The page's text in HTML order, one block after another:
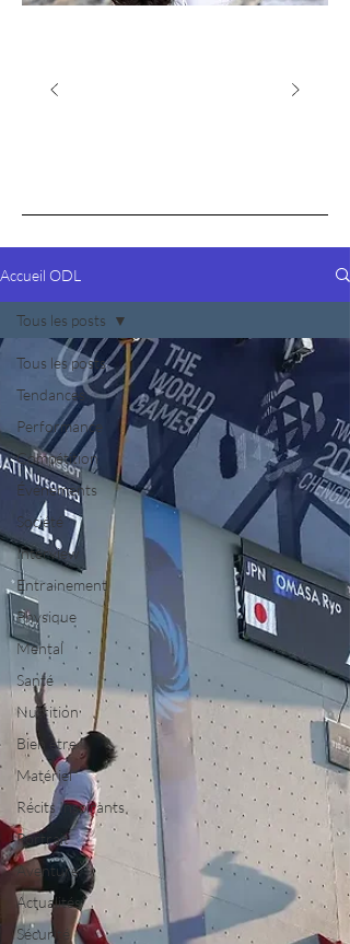
Accueil ODL
Tous les posts
Tendances
Performance
Compétition
Événements
Société
Interview
Entrainement
Physique
Mental
Santé
Nutrition
Bien être
Matériel
Récits Inspirants
Portrait
Aventure
Actualités
Sécurité
Tous les posts